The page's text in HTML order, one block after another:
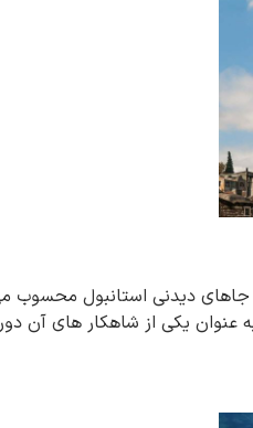
دیدنی استانبول
عنوان یکی از شاهکار های آن